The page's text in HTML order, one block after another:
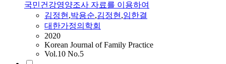
국민건강영양조사 자료를 이용하여
김정현,박용순,김정현,임한결
대한가정의학회
2020
Korean Journal of Family Practice
Vol.10 No.5